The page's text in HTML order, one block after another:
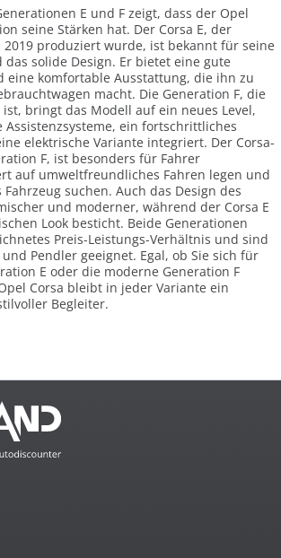
E und F zeigt, dass der Opel
seine Stärken hat. Der Corsa E, der
2019 produziert wurde, ist bekannt für seine
solide Design. Er bietet eine gute
eine komfortable Ausstattung, die ihn zu
macht. Die Generation F, die
bringt das Modell auf ein neues Level,
Assistenzsysteme, ein fortschrittliches
elektrische Variante integriert. Der Corsa-
F, ist besonders für Fahrer
auf umweltfreundliches Fahren legen und
suchen. Auch das Design des
und moderner, während der Corsa E
Look besticht. Beide Generationen
Preis-Leistungs-Verhältnis und sind
Pendler geeignet. Egal, ob Sie sich für
E oder die moderne Generation F
Corsa bleibt in jeder Variante ein
Begleiter.